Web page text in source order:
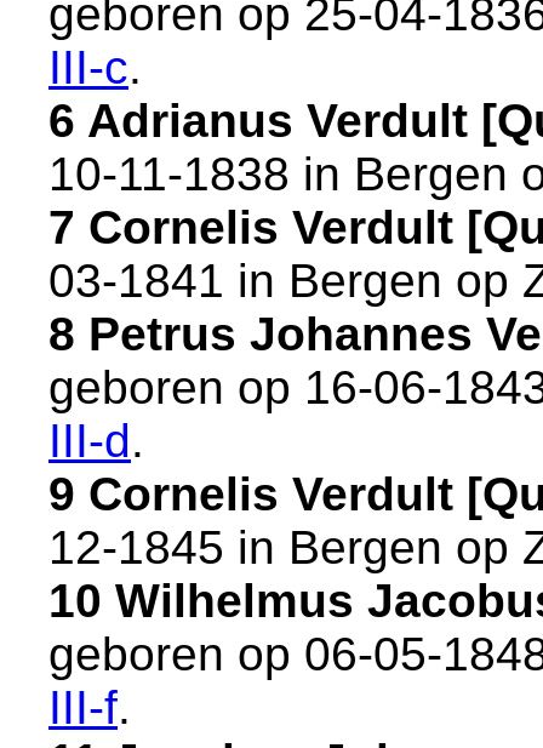
geboren op 25-04-
III-c.
6 Adrianus Verdult
10-11-1838 in Bergen
7 Cornelis Verdult
03-1841 in Bergen op
8 Petrus Johannes
geboren op 16-06-
III-d.
9 Cornelis Verdult
12-1845 in Bergen op
10 Wilhelmus
geboren op 06-05-
III-f.